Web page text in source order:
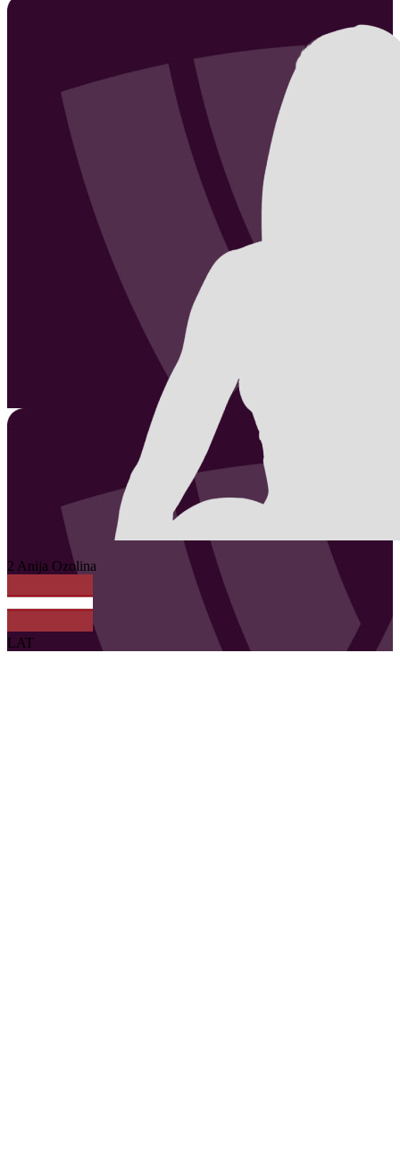
2 Anija Ozolina
LAT